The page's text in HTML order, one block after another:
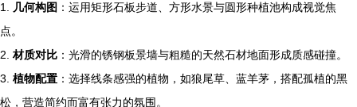
1. 几何构图 ：运用矩形石板步道、方形水景与圆形种植池构成视觉焦
点。
2. 材质对比 ：光滑的锈钢板景墙与粗糙的天然石材地面形成质感碰撞。
3. 植物配置 ：选择线条感强的植物，如狼尾草、蓝羊茅，搭配孤植的黑
松，营造简约而富有张力的氛围。